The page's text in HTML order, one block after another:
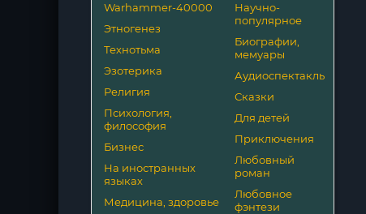
Warhammer-40000
Этногенез
Технотьма
Эзотерика
Религия
Психология,
философия
Бизнес
На иностранных
языках
Медицина, здоровье
Научно-
популярное
Биографии,
мемуары
Аудиоспектакль
Сказки
Для детей
Приключения
Любовный
роман
Любовное
фэнтези